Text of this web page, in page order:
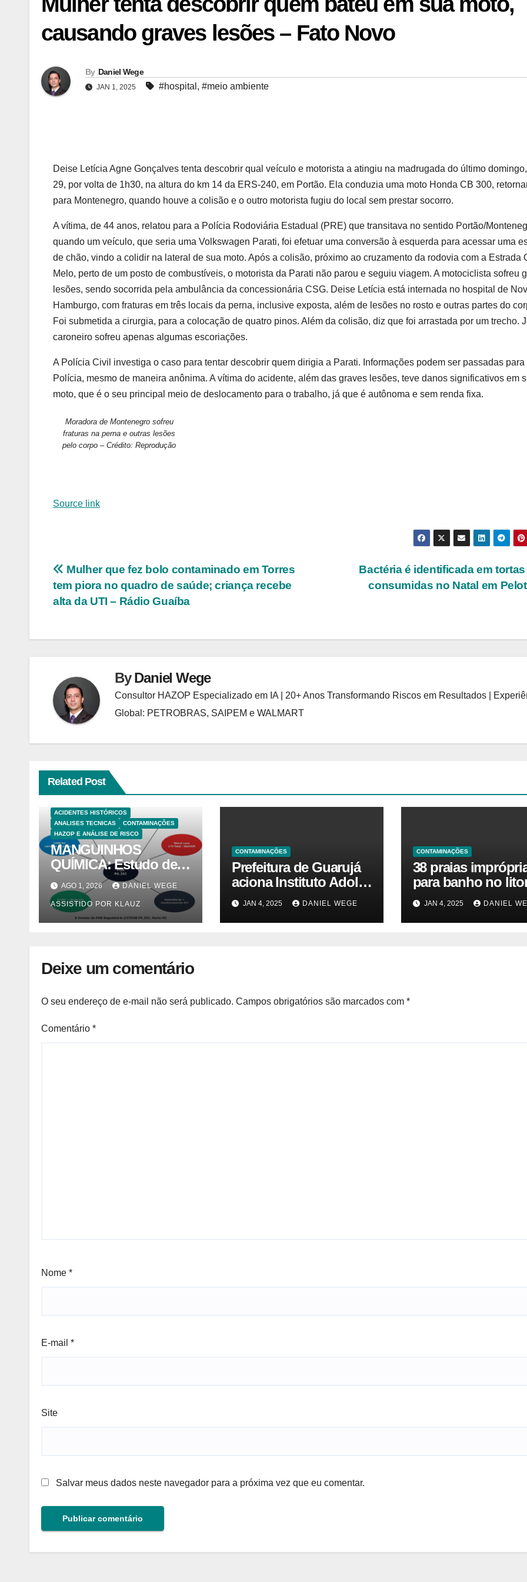
causando graves lesões – Fato Novo
By Daniel Wege
JAN 1, 2025 #hospital , #meio ambiente
Deise Letícia Agne Gonçalves tenta descobrir qual veículo e motorista a atingiu na madrugada do último
29, por volta de 1h30, na altura do km 14 da ERS-240, em Portão. Ela conduzia uma moto Honda CB 300,
para Montenegro, quando houve a colisão e o outro motorista fugiu do local sem prestar socorro.
A vítima, de 44 anos, relatou para a Polícia Rodoviária Estadual (PRE) que transitava no sentido Portão/
quando um veículo, que seria uma Volkswagen Parati, foi efetuar uma conversão à esquerda para acessar uma
de chão, vindo a colidir na lateral de sua moto. Após a colisão, próximo ao cruzamento da rodovia com a Estrada
Melo, perto de um posto de combustíveis, o motorista da Parati não parou e seguiu viagem. A motociclista sofreu
lesões, sendo socorrida pela ambulância da concessionária CSG. Deise Letícia está internada no hospital de
Hamburgo, com fraturas em três locais da perna, inclusive exposta, além de lesões no rosto e outras partes do
Foi submetida a cirurgia, para a colocação de quatro pinos. Além da colisão, diz que foi arrastada por um trecho.
caroneiro sofreu apenas algumas escoriações.
A Polícia Civil investiga o caso para tentar descobrir quem dirigia a Parati. Informações podem ser passadas para
Polícia, mesmo de maneira anônima. A vítima do acidente, além das graves lesões, teve danos significativos em
moto, que é o seu principal meio de deslocamento para o trabalho, já que é autônoma e sem renda fixa.
Moradora de Montenegro sofreu
fraturas na perna e outras lesões
pelo corpo – Crédito: Reprodução
Source link
Navegação
de
Bactéria é identificada em
consumidas no Natal em
Mulher que fez bolo contaminado em Torres
tem piora no quadro de saúde; criança recebe
alta da UTI – Rádio Guaíba
ByDaniel Wege
Consultor HAZOP Especializado em IA | 20+ Anos Transformando Riscos em Resultados |
Global: PETROBRAS, SAIPEM e WALMART
Related Post
ACIDENTES HISTÓRICOS
ANALISES TECNICAS
CONTAMINAÇÕES
HAZOP E ANÁLISE DE RISCO
MANGUINHOS
QUÍMICA: Estudo de
Caso PGR — Área
Contaminada
Prioridade A em
Campinas (CETESB
AGO 1, 2026 DANIEL WEGE
ASSISTIDO POR KLAUZ
CONTAMINAÇÕES
Prefeitura de Guarujá
aciona Instituto Adolfo
Lutz para identificar
causas da virose em
moradores e turistas –
JAN 4, 2025 DANIEL WEGE
CONTAMINAÇÕES
38 praias
para banho no
paulista geram
ambiental e de
pública
JAN 4, 2025 DANIEL
Deixe um comentário
O seu endereço de e-mail não será publicado. Campos obrigatórios são marcados com *
Comentário *
Nome *
E-mail *
Site
Salvar meus dados neste navegador para a próxima vez que eu comentar.